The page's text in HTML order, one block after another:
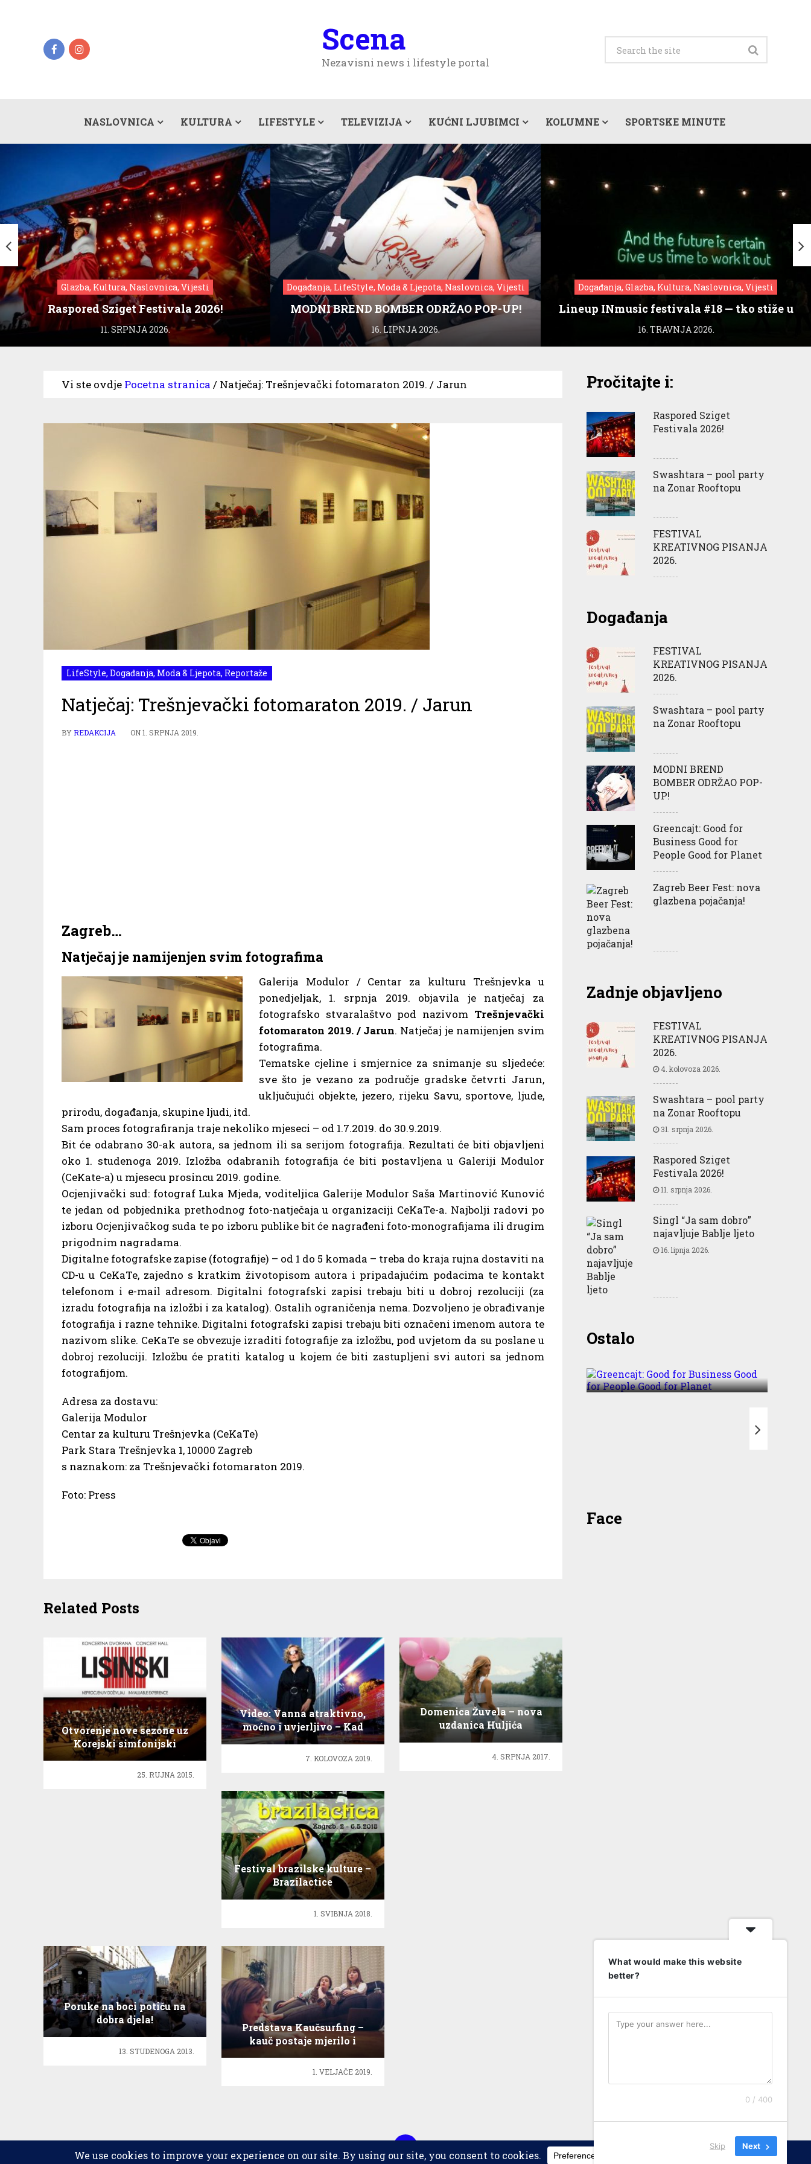
Scena
Nezavisni news i lifestyle portal
NASLOVNICA KULTURA LIFESTYLE TELEVIZIJA KUĆNI LJUBIMCI KOLUMNE SPORTSKE MINUTE
Glazba, Kultura, Naslovnica, Vijesti
Raspored Sziget Festivala 2026!
11. SRPNJA 2026.
Događanja, LifeStyle, Moda & Ljepota, Naslovnica, Vijesti
MODNI BREND BOMBER ODRŽAO POP-UP!
16. LIPNJA 2026.
Događanja, Glazba, Kultura, Naslovnica, Vijesti
Lineup INmusic festivala #18 — tko stiže u
Zagreb?
16. TRAVNJA 2026.
Vi ste ovdje Pocetna stranica / Natječaj: Trešnjevački fotomaraton 2019. / Jarun
LifeStyle, Događanja, Moda & Ljepota, Reportaže
Natječaj: Trešnjevački fotomaraton 2019. / Jarun
BYREDAKCIJA ON1. SRPNJA 2019.
Zagreb…
Natječaj je namijenjen svim fotografima
Galerija Modulor / Centar za kulturu Trešnjevka u
ponedjeljak, 1. srpnja 2019. objavila je natječaj za
fotografsko stvaralaštvo pod nazivom Trešnjevački
fotomaraton 2019. / Jarun. Natječaj je namijenjen svim
fotografima.
Tematske cjeline i smjernice za snimanje su sljedeće:
sve što je vezano za područje gradske četvrti Jarun,
uključujući objekte, jezero, rijeku Savu, sportove, ljude,
prirodu, događanja, skupine ljudi, itd.
Sam proces fotografiranja traje nekoliko mjeseci – od 1.7.2019. do 30.9.2019.
Bit će odabrano 30-ak autora, sa jednom ili sa serijom fotografija. Rezultati će biti objavljeni
oko 1. studenoga 2019. Izložba odabranih fotografija će biti postavljena u Galeriji Modulor
(CeKate-a) u mjesecu prosincu 2019. godine.
Ocjenjivački sud: fotograf Luka Mjeda, voditeljica Galerije Modulor Saša Martinović Kunović
te jedan od pobjednika prethodnog foto-natječaja u organizaciji CeKaTe-a. Najbolji radovi po
izboru Ocjenjivačkog suda te po izboru publike bit će nagrađeni foto-monografijama ili drugim
prigodnim nagradama.
Digitalne fotografske zapise (fotografije) – od 1 do 5 komada – treba do kraja rujna dostaviti na
CD-u u CeKaTe, zajedno s kratkim životopisom autora i pripadajućim podacima te kontakt
telefonom i e-mail adresom. Digitalni fotografski zapisi trebaju biti u dobroj rezoluciji (za
izradu fotografija na izložbi i za katalog). Ostalih ograničenja nema. Dozvoljeno je obrađivanje
fotografija i razne tehnike. Digitalni fotografski zapisi trebaju biti označeni imenom autora te
nazivom slike. CeKaTe se obvezuje izraditi fotografije za izložbu, pod uvjetom da su poslane u
dobroj rezoluciji. Izložbu će pratiti katalog u kojem će biti zastupljeni svi autori sa jednom
fotografijom.
Adresa za dostavu:
Galerija Modulor
Centar za kulturu Trešnjevka (CeKaTe)
Park Stara Trešnjevka 1, 10000 Zagreb
s naznakom: za Trešnjevački fotomaraton 2019.
Foto: Press
Related Posts
Otvorenje nove sezone uz
Korejski simfonijski
orkestar!
25. RUJNA 2015.
Video: Vanna atraktivno,
moćno i uvjerljivo – Kad
smo se voljeli
7. KOLOVOZA 2019.
Domenica Žuvela – nova
uzdanica Huljića
4. SRPNJA 2017.
Festival brazilske kulture –
Brazilactice
1. SVIBNJA 2018.
Poruke na boci potiču na
dobra djela!
13. STUDENOGA 2013.
Predstava Kaučsurfing –
kauč postaje mjerilo i
1. VELJAČE 2019.
Pročitajte i:
Raspored Sziget
Festivala 2026!
Swashtara – pool party
na Zonar Rooftopu
FESTIVAL
KREATIVNOG PISANJA
2026.
Događanja
FESTIVAL
KREATIVNOG PISANJA
2026.
Swashtara – pool party
na Zonar Rooftopu
MODNI BREND
BOMBER ODRŽAO POP-
UP!
Greencajt: Good for
Business Good for
People Good for Planet
Zagreb Beer Fest: nova
glazbena pojačanja!
Zadnje objavljeno
FESTIVAL
KREATIVNOG PISANJA
2026.
4. kolovoza 2026.
Swashtara – pool party
na Zonar Rooftopu
31. srpnja 2026.
Raspored Sziget
Festivala 2026!
11. srpnja 2026.
Singl “Ja sam dobro”
najavljuje Bablje ljeto
16. lipnja 2026.
OstaloGreencajt: Good for
Business Good for People
Face
2026 © copyrightScena
What would make this website
better?
0 / 400
Skip Next